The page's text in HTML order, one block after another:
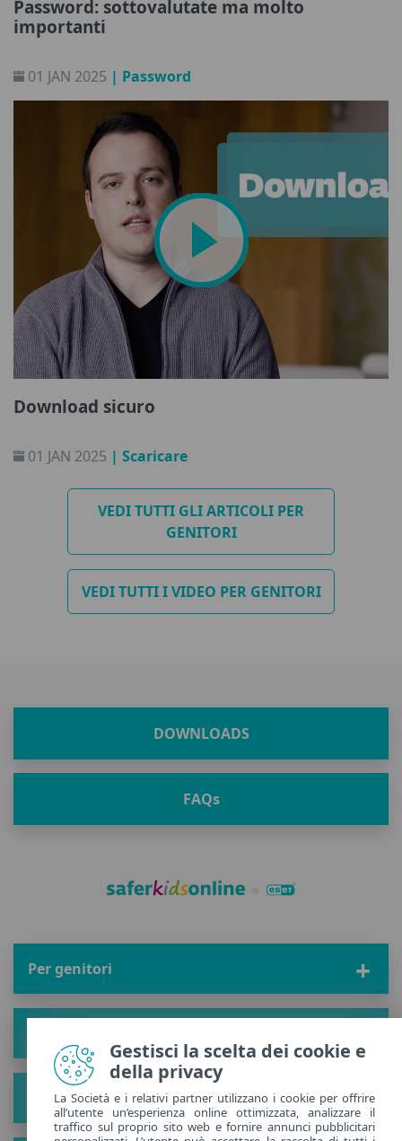
Password: sottovalutate ma molto
importanti
01 JAN 2025 | Password
Download sicuro
01 JAN 2025 | Scaricare
VEDI TUTTI GLI ARTICOLI PER
GENITORI
VEDI TUTTI I VIDEO PER GENITORI
DOWNLOADS
FAQs
Per genitori
Soluzioni
Gestisci la scelta dei cookie e
della privacy
La Società e i relativi partner utilizzano i cookie per offrire
all’utente un’esperienza online ottimizzata, analizzare il
traffico sul proprio sito web e fornire annunci pubblicitari